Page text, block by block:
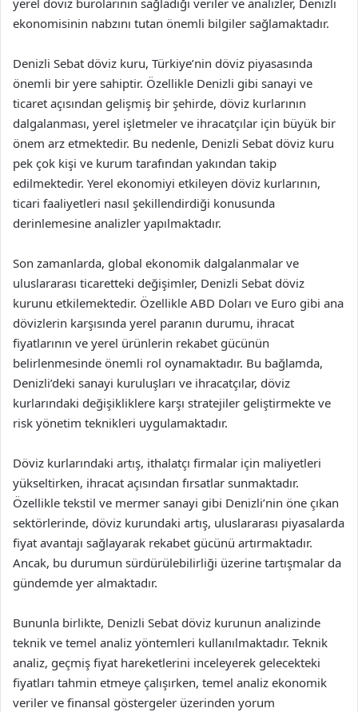
yerel döviz bürolarının sağladığı veriler ve analizler, Denizli
ekonomisinin nabzını tutan önemli bilgiler sağlamaktadır.
Denizli Sebat döviz kuru, Türkiye’nin döviz piyasasında
önemli bir yere sahiptir. Özellikle Denizli gibi sanayi ve
ticaret açısından gelişmiş bir şehirde, döviz kurlarının
dalgalanması, yerel işletmeler ve ihracatçılar için büyük bir
önem arz etmektedir. Bu nedenle, Denizli Sebat döviz kuru
pek çok kişi ve kurum tarafından yakından takip
edilmektedir. Yerel ekonomiyi etkileyen döviz kurlarının,
ticari faaliyetleri nasıl şekillendirdiği konusunda
derinlemesine analizler yapılmaktadır.
Son zamanlarda, global ekonomik dalgalanmalar ve
uluslararası ticaretteki değişimler, Denizli Sebat döviz
kurunu etkilemektedir. Özellikle ABD Doları ve Euro gibi ana
dövizlerin karşısında yerel paranın durumu, ihracat
fiyatlarının ve yerel ürünlerin rekabet gücünün
belirlenmesinde önemli rol oynamaktadır. Bu bağlamda,
Denizli’deki sanayi kuruluşları ve ihracatçılar, döviz
kurlarındaki değişikliklere karşı stratejiler geliştirmekte ve
risk yönetim teknikleri uygulamaktadır.
Döviz kurlarındaki artış, ithalatçı firmalar için maliyetleri
yükseltirken, ihracat açısından fırsatlar sunmaktadır.
Özellikle tekstil ve mermer sanayi gibi Denizli’nin öne çıkan
sektörlerinde, döviz kurundaki artış, uluslararası piyasalarda
fiyat avantajı sağlayarak rekabet gücünü artırmaktadır.
Ancak, bu durumun sürdürülebilirliği üzerine tartışmalar da
gündemde yer almaktadır.
Bununla birlikte, Denizli Sebat döviz kurunun analizinde
teknik ve temel analiz yöntemleri kullanılmaktadır. Teknik
analiz, geçmiş fiyat hareketlerini inceleyerek gelecekteki
fiyatları tahmin etmeye çalışırken, temel analiz ekonomik
veriler ve finansal göstergeler üzerinden yorum